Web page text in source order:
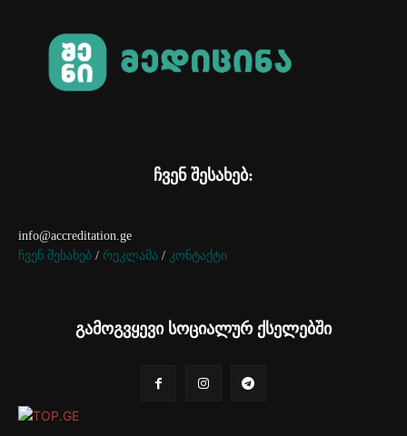
ჩვენ შესახებ:
info@accreditation.ge
ჩვენ შესახებ / რეკლამა / კონტაქტი
გამოგვყევი სოციალურ ქსელებში